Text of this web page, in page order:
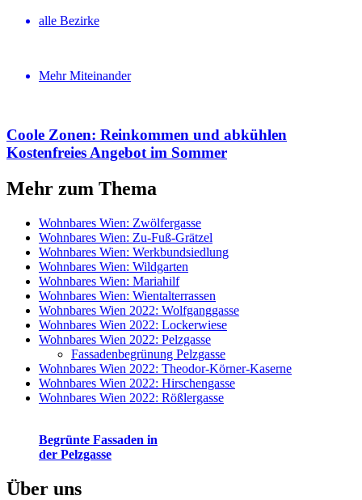
alle Bezirke
Mehr Miteinander
Coole Zonen: Reinkommen und abkühlen
Kosten­freies Angebot im Sommer
Mehr zum Thema
Wohnbares Wien: Zwölfergasse
Wohnbares Wien: Zu-Fuß-Grätzel
Wohnbares Wien: Werkbundsiedlung
Wohnbares Wien: Wildgarten
Wohnbares Wien: Mariahilf
Wohnbares Wien: Wientalterrassen
Wohnbares Wien 2022: Wolfganggasse
Wohnbares Wien 2022: Lockerwiese
Wohnbares Wien 2022: Pelzgasse
Fassadenbegrünung Pelzgasse
Wohnbares Wien 2022: Theodor-Körner-Kaserne
Wohnbares Wien 2022: Hirschengasse
Wohnbares Wien 2022: Rößlergasse
Begrünte Fassaden in
der Pelzgasse
Über uns